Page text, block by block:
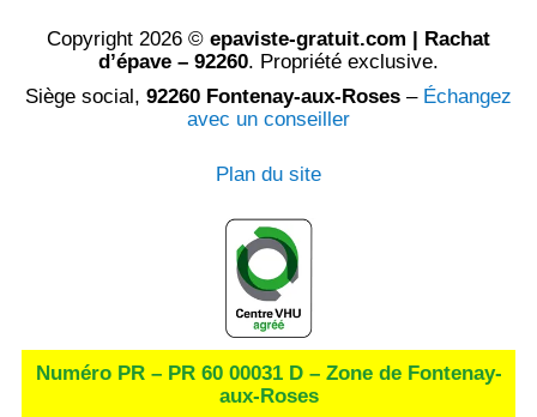
Copyright 2026 © epaviste-gratuit.com | Rachat
d’épave – 92260. Propriété exclusive.
Siège social, 92260 Fontenay-aux-Roses – Échangez
avec un conseiller
Plan du site
Numéro PR – PR 60 00031 D – Zone de Fontenay-
aux-Roses